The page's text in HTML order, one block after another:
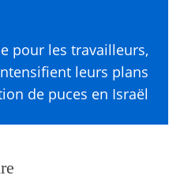
pour les travailleurs,
leurs plans
de puces en Israël